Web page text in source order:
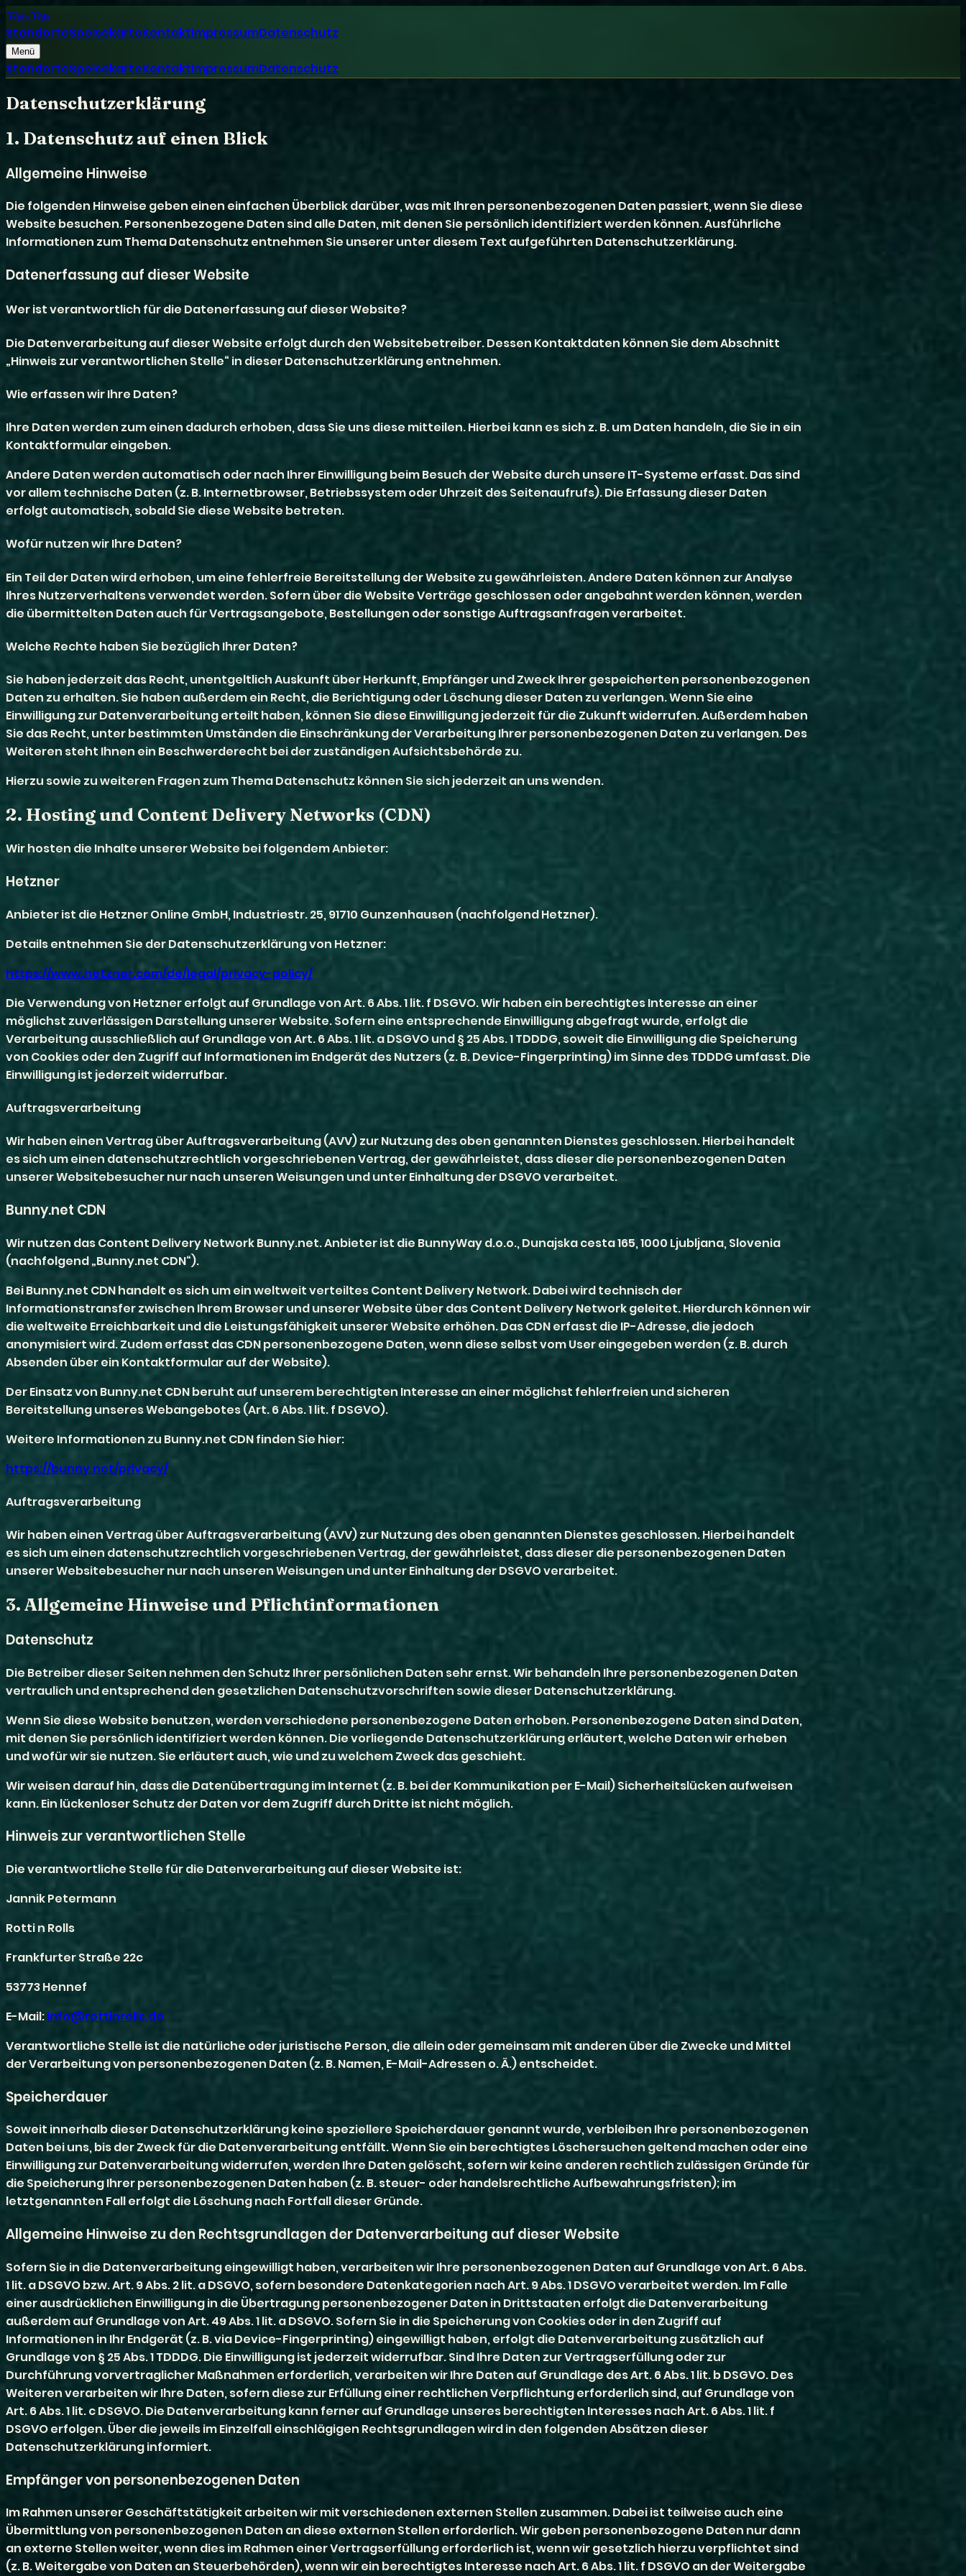
Rotti nRolls
StandorteSpeisekarteKontaktImpressumDatenschutz
Menü
StandorteSpeisekarteKontaktImpressumDatenschutz
Datenschutzerklärung
1. Datenschutz auf einen Blick
Allgemeine Hinweise
Die folgenden Hinweise geben einen einfachen Überblick darüber, was mit Ihren personenbezogenen Daten passiert, wenn Sie diese
Website besuchen. Personenbezogene Daten sind alle Daten, mit denen Sie persönlich identifiziert werden können. Ausführliche
Informationen zum Thema Datenschutz entnehmen Sie unserer unter diesem Text aufgeführten Datenschutzerklärung.
Datenerfassung auf dieser Website
Wer ist verantwortlich für die Datenerfassung auf dieser Website?
Die Datenverarbeitung auf dieser Website erfolgt durch den Websitebetreiber. Dessen Kontaktdaten können Sie dem Abschnitt
„Hinweis zur verantwortlichen Stelle“ in dieser Datenschutzerklärung entnehmen.
Wie erfassen wir Ihre Daten?
Ihre Daten werden zum einen dadurch erhoben, dass Sie uns diese mitteilen. Hierbei kann es sich z. B. um Daten handeln, die Sie in ein
Kontaktformular eingeben.
Andere Daten werden automatisch oder nach Ihrer Einwilligung beim Besuch der Website durch unsere IT-Systeme erfasst. Das sind
vor allem technische Daten (z. B. Internetbrowser, Betriebssystem oder Uhrzeit des Seitenaufrufs). Die Erfassung dieser Daten
erfolgt automatisch, sobald Sie diese Website betreten.
Wofür nutzen wir Ihre Daten?
Ein Teil der Daten wird erhoben, um eine fehlerfreie Bereitstellung der Website zu gewährleisten. Andere Daten können zur Analyse
Ihres Nutzerverhaltens verwendet werden. Sofern über die Website Verträge geschlossen oder angebahnt werden können, werden
die übermittelten Daten auch für Vertragsangebote, Bestellungen oder sonstige Auftragsanfragen verarbeitet.
Welche Rechte haben Sie bezüglich Ihrer Daten?
Sie haben jederzeit das Recht, unentgeltlich Auskunft über Herkunft, Empfänger und Zweck Ihrer gespeicherten personenbezogenen
Daten zu erhalten. Sie haben außerdem ein Recht, die Berichtigung oder Löschung dieser Daten zu verlangen. Wenn Sie eine
Einwilligung zur Datenverarbeitung erteilt haben, können Sie diese Einwilligung jederzeit für die Zukunft widerrufen. Außerdem haben
Sie das Recht, unter bestimmten Umständen die Einschränkung der Verarbeitung Ihrer personenbezogenen Daten zu verlangen. Des
Weiteren steht Ihnen ein Beschwerderecht bei der zuständigen Aufsichtsbehörde zu.
Hierzu sowie zu weiteren Fragen zum Thema Datenschutz können Sie sich jederzeit an uns wenden.
2. Hosting und Content Delivery Networks (CDN)
Wir hosten die Inhalte unserer Website bei folgendem Anbieter:
Hetzner
Anbieter ist die Hetzner Online GmbH, Industriestr. 25, 91710 Gunzenhausen (nachfolgend Hetzner).
Details entnehmen Sie der Datenschutzerklärung von Hetzner:
https://www.hetzner.com/de/legal/privacy-policy/
Die Verwendung von Hetzner erfolgt auf Grundlage von Art. 6 Abs. 1 lit. f DSGVO. Wir haben ein berechtigtes Interesse an einer
möglichst zuverlässigen Darstellung unserer Website. Sofern eine entsprechende Einwilligung abgefragt wurde, erfolgt die
Verarbeitung ausschließlich auf Grundlage von Art. 6 Abs. 1 lit. a DSGVO und § 25 Abs. 1 TDDDG, soweit die Einwilligung die Speicherung
von Cookies oder den Zugriff auf Informationen im Endgerät des Nutzers (z. B. Device-Fingerprinting) im Sinne des TDDDG umfasst. Die
Einwilligung ist jederzeit widerrufbar.
Auftragsverarbeitung
Wir haben einen Vertrag über Auftragsverarbeitung (AVV) zur Nutzung des oben genannten Dienstes geschlossen. Hierbei handelt
es sich um einen datenschutzrechtlich vorgeschriebenen Vertrag, der gewährleistet, dass dieser die personenbezogenen Daten
unserer Websitebesucher nur nach unseren Weisungen und unter Einhaltung der DSGVO verarbeitet.
Bunny.net CDN
Wir nutzen das Content Delivery Network Bunny.net. Anbieter ist die BunnyWay d.o.o., Dunajska cesta 165, 1000 Ljubljana, Slovenia
(nachfolgend „Bunny.net CDN“).
Bei Bunny.net CDN handelt es sich um ein weltweit verteiltes Content Delivery Network. Dabei wird technisch der
Informationstransfer zwischen Ihrem Browser und unserer Website über das Content Delivery Network geleitet. Hierdurch können wir
die weltweite Erreichbarkeit und die Leistungsfähigkeit unserer Website erhöhen. Das CDN erfasst die IP-Adresse, die jedoch
anonymisiert wird. Zudem erfasst das CDN personenbezogene Daten, wenn diese selbst vom User eingegeben werden (z. B. durch
Absenden über ein Kontaktformular auf der Website).
Der Einsatz von Bunny.net CDN beruht auf unserem berechtigten Interesse an einer möglichst fehlerfreien und sicheren
Bereitstellung unseres Webangebotes (Art. 6 Abs. 1 lit. f DSGVO).
Weitere Informationen zu Bunny.net CDN finden Sie hier:
https://bunny.net/privacy/
Auftragsverarbeitung
Wir haben einen Vertrag über Auftragsverarbeitung (AVV) zur Nutzung des oben genannten Dienstes geschlossen. Hierbei handelt
es sich um einen datenschutzrechtlich vorgeschriebenen Vertrag, der gewährleistet, dass dieser die personenbezogenen Daten
unserer Websitebesucher nur nach unseren Weisungen und unter Einhaltung der DSGVO verarbeitet.
3. Allgemeine Hinweise und Pflichtinformationen
Datenschutz
Die Betreiber dieser Seiten nehmen den Schutz Ihrer persönlichen Daten sehr ernst. Wir behandeln Ihre personenbezogenen Daten
vertraulich und entsprechend den gesetzlichen Datenschutzvorschriften sowie dieser Datenschutzerklärung.
Wenn Sie diese Website benutzen, werden verschiedene personenbezogene Daten erhoben. Personenbezogene Daten sind Daten,
mit denen Sie persönlich identifiziert werden können. Die vorliegende Datenschutzerklärung erläutert, welche Daten wir erheben
und wofür wir sie nutzen. Sie erläutert auch, wie und zu welchem Zweck das geschieht.
Wir weisen darauf hin, dass die Datenübertragung im Internet (z. B. bei der Kommunikation per E-Mail) Sicherheitslücken aufweisen
kann. Ein lückenloser Schutz der Daten vor dem Zugriff durch Dritte ist nicht möglich.
Hinweis zur verantwortlichen Stelle
Die verantwortliche Stelle für die Datenverarbeitung auf dieser Website ist:
Jannik Petermann
Rotti n Rolls
Frankfurter Straße 22c
53773 Hennef
E-Mail:info@rottinrolls.de
Verantwortliche Stelle ist die natürliche oder juristische Person, die allein oder gemeinsam mit anderen über die Zwecke und Mittel
der Verarbeitung von personenbezogenen Daten (z. B. Namen, E-Mail-Adressen o. Ä.) entscheidet.
Speicherdauer
Soweit innerhalb dieser Datenschutzerklärung keine speziellere Speicherdauer genannt wurde, verbleiben Ihre personenbezogenen
Daten bei uns, bis der Zweck für die Datenverarbeitung entfällt. Wenn Sie ein berechtigtes Löschersuchen geltend machen oder eine
Einwilligung zur Datenverarbeitung widerrufen, werden Ihre Daten gelöscht, sofern wir keine anderen rechtlich zulässigen Gründe für
die Speicherung Ihrer personenbezogenen Daten haben (z. B. steuer- oder handelsrechtliche Aufbewahrungsfristen); im
letztgenannten Fall erfolgt die Löschung nach Fortfall dieser Gründe.
Allgemeine Hinweise zu den Rechtsgrundlagen der Datenverarbeitung auf dieser Website
Sofern Sie in die Datenverarbeitung eingewilligt haben, verarbeiten wir Ihre personenbezogenen Daten auf Grundlage von Art. 6 Abs.
1 lit. a DSGVO bzw. Art. 9 Abs. 2 lit. a DSGVO, sofern besondere Datenkategorien nach Art. 9 Abs. 1 DSGVO verarbeitet werden. Im Falle
einer ausdrücklichen Einwilligung in die Übertragung personenbezogener Daten in Drittstaaten erfolgt die Datenverarbeitung
außerdem auf Grundlage von Art. 49 Abs. 1 lit. a DSGVO. Sofern Sie in die Speicherung von Cookies oder in den Zugriff auf
Informationen in Ihr Endgerät (z. B. via Device-Fingerprinting) eingewilligt haben, erfolgt die Datenverarbeitung zusätzlich auf
Grundlage von § 25 Abs. 1 TDDDG. Die Einwilligung ist jederzeit widerrufbar. Sind Ihre Daten zur Vertragserfüllung oder zur
Durchführung vorvertraglicher Maßnahmen erforderlich, verarbeiten wir Ihre Daten auf Grundlage des Art. 6 Abs. 1 lit. b DSGVO. Des
Weiteren verarbeiten wir Ihre Daten, sofern diese zur Erfüllung einer rechtlichen Verpflichtung erforderlich sind, auf Grundlage von
Art. 6 Abs. 1 lit. c DSGVO. Die Datenverarbeitung kann ferner auf Grundlage unseres berechtigten Interesses nach Art. 6 Abs. 1 lit. f
DSGVO erfolgen. Über die jeweils im Einzelfall einschlägigen Rechtsgrundlagen wird in den folgenden Absätzen dieser
Datenschutzerklärung informiert.
Empfänger von personenbezogenen Daten
Im Rahmen unserer Geschäftstätigkeit arbeiten wir mit verschiedenen externen Stellen zusammen. Dabei ist teilweise auch eine
Übermittlung von personenbezogenen Daten an diese externen Stellen erforderlich. Wir geben personenbezogene Daten nur dann
an externe Stellen weiter, wenn dies im Rahmen einer Vertragserfüllung erforderlich ist, wenn wir gesetzlich hierzu verpflichtet sind
(z. B. Weitergabe von Daten an Steuerbehörden), wenn wir ein berechtigtes Interesse nach Art. 6 Abs. 1 lit. f DSGVO an der Weitergabe